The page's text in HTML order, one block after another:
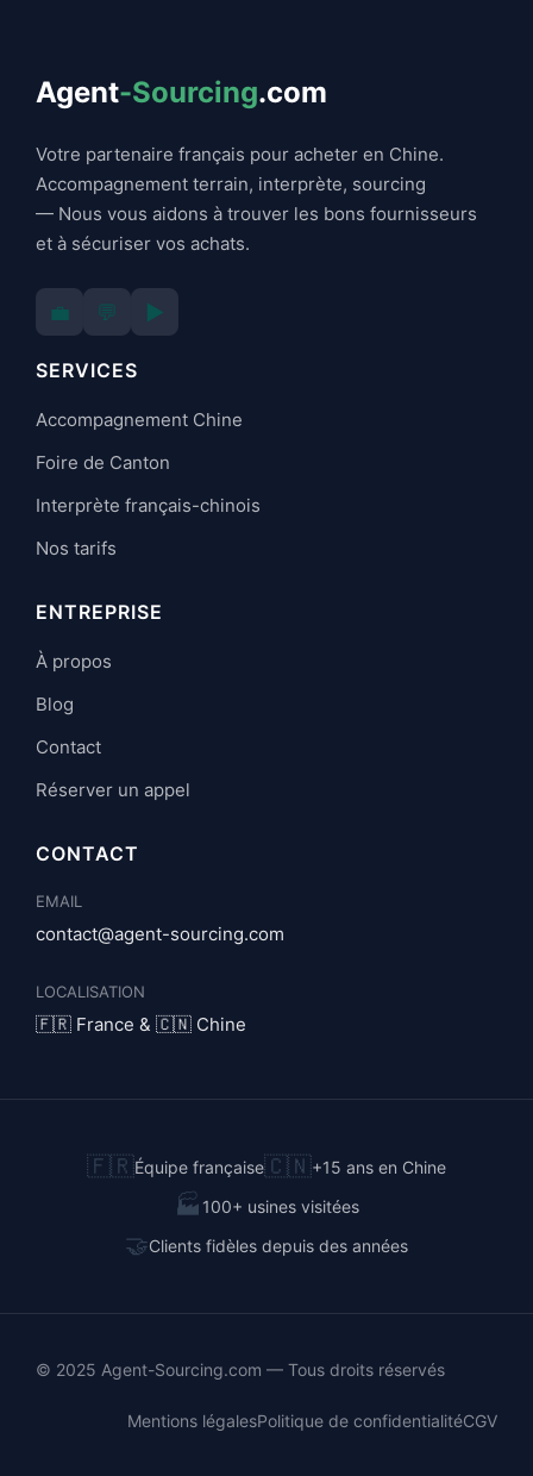
Agent-Sourcing.com
Votre partenaire français pour acheter en Chine.
Accompagnement terrain, interprète, sourcing
— Nous vous aidons à trouver les bons fournisseurs
et à sécuriser vos achats.
💼 💬 ▶️
SERVICES
Accompagnement Chine
Foire de Canton
Interprète français-chinois
Nos tarifs
ENTREPRISE
À propos
Blog
Contact
Réserver un appel
CONTACT
EMAIL
contact@agent-sourcing.com
LOCALISATION
🇫🇷 France & 🇨🇳 Chine
🇫🇷Équipe française🇨🇳+15 ans en Chine
🏭 100+ usines visitées
🤝Clients fidèles depuis des années
© 2025 Agent-Sourcing.com — Tous droits réservés
Mentions légalesPolitique de confidentialitéCGV